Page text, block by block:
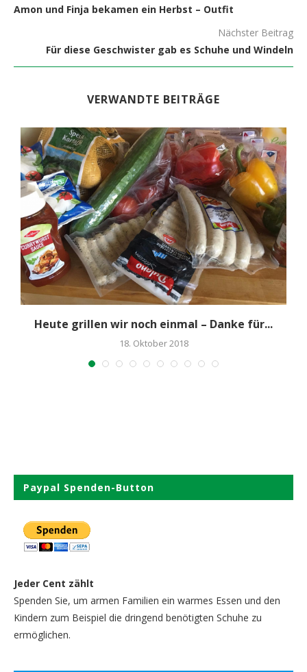
Amon und Finja bekamen ein Herbst – Outfit
Nächster Beitrag
Für diese Geschwister gab es Schuhe und Windeln
VERWANDTE BEITRÄGE
Heute grillen wir noch einmal – Danke für...
18. Oktober 2018
Paypal Spenden-Button
Jeder Cent zählt
Spenden Sie, um armen Familien ein warmes Essen und den
Kindern zum Beispiel die dringend benötigten Schuhe zu
ermöglichen.